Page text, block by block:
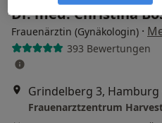
Dr. med. Christina
Frauenärztin (Gynäkologin) ·
393 Bewertungen
Grindelberg 3, Hamburg